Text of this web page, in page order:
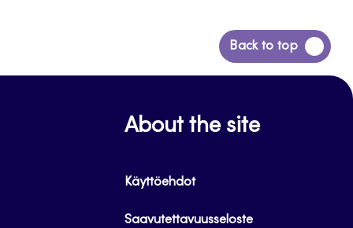
Back to top
Siirry
takaisin
About the site
Käyttöehdot
Saavutettavuusseloste